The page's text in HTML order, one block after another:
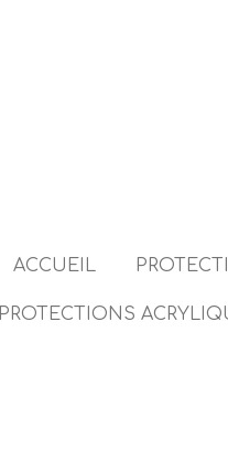
ACCUEIL
PROTECTIONS